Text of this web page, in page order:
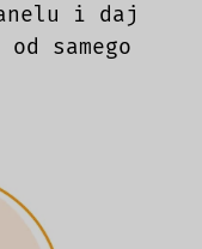
i daj
samego